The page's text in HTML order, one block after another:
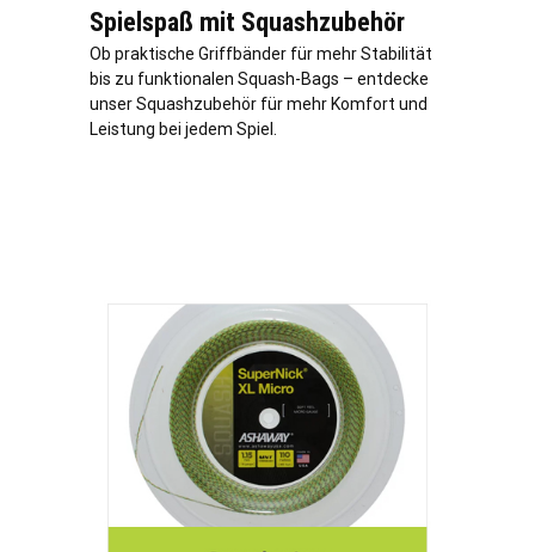
Spielspaß mit Squashzubehör
Ob praktische Griffbänder für mehr Stabilität
bis zu funktionalen Squash-Bags – entdecke
unser Squashzubehör für mehr Komfort und
Leistung bei jedem Spiel.